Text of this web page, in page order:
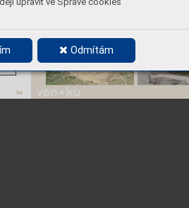
Odmítám
54